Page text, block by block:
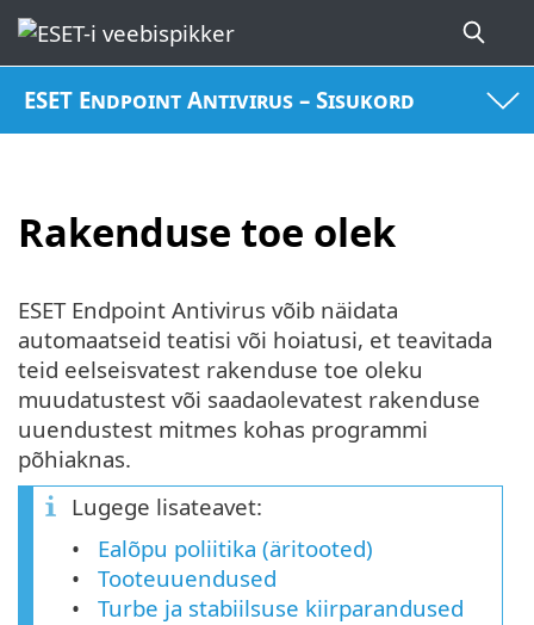
ESET Endpoint Antivirus – Sisukord
Rakenduse toe olek
ESET Endpoint Antivirus võib näidata
automaatseid teatisi või hoiatusi, et teavitada
teid eelseisvatest rakenduse toe oleku
muudatustest või saadaolevatest rakenduse
uuendustest mitmes kohas programmi
põhiaknas.
Lugege lisateavet:
Ealõpu poliitika (äritooted)
Tooteuuendused
Turbe ja stabiilsuse kiirparandused